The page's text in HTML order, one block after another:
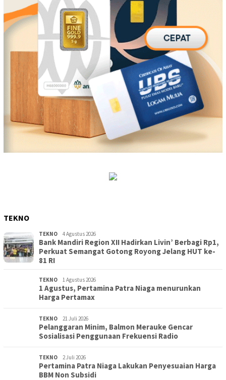
TEKNO
TEKNO 4 Agustus 2026
Bank Mandiri Region XII Hadirkan Livin’ Berbagi Rp1,
Perkuat Semangat Gotong Royong Jelang HUT ke-
81 RI
TEKNO 1 Agustus 2026
1 Agustus, Pertamina Patra Niaga menurunkan
Harga Pertamax
TEKNO 21 Juli 2026
Pelanggaran Minim, Balmon Merauke Gencar
Sosialisasi Penggunaan Frekuensi Radio
TEKNO 2 Juli 2026
Pertamina Patra Niaga Lakukan Penyesuaian Harga
BBM Non Subsidi